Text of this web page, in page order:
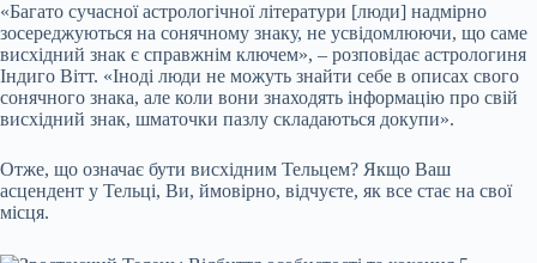
«Багато сучасної астрологічної літератури [люди] надмірно
зосереджуються на сонячному знаку, не усвідомлюючи, що саме
висхідний знак є справжнім ключем», – розповідає астрологиня
Індиго Вітт. «Іноді люди не можуть знайти себе в описах свого
сонячного знака, але коли вони знаходять інформацію про свій
висхідний знак, шматочки пазлу складаються докупи».
Отже, що означає бути висхідним Тельцем? Якщо Ваш
асцендент у Тельці, Ви, ймовірно, відчуєте, як все стає на свої
місця.